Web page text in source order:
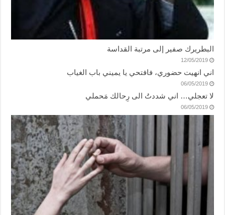
البطريرك صفير إلى مرتبة القداسة
12/05/2019
اني انهيت حضوري، فافتحي يا يميني باب الغياب
06/05/2019
لا تعجلي… اني شددتُ الى رِحالك مَحملي
06/05/2019